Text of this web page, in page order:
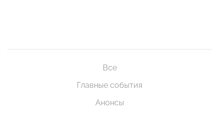
Все
Главные события
Анонсы